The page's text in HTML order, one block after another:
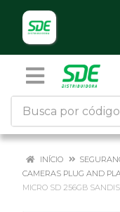
INÍCIO
CAMERAS PLUG AND
MICRO SD 256GB